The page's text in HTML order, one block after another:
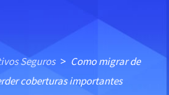
Seguros > Como migrar de
coberturas importantes